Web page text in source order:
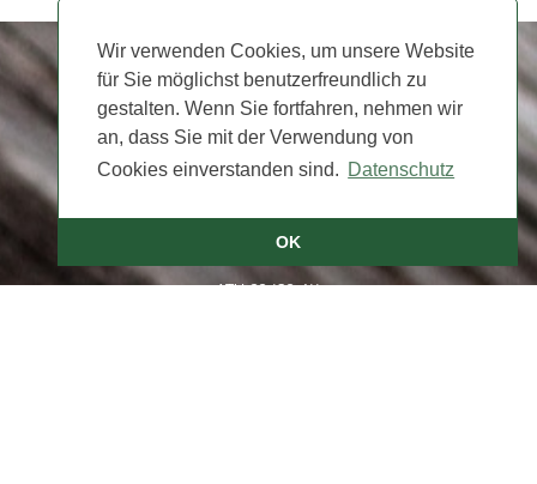
Wir verwenden Cookies, um unsere Website
für Sie möglichst benutzerfreundlich zu
gestalten. Wenn Sie fortfahren, nehmen wir
an, dass Sie mit der Verwendung von
Cookies einverstanden sind. Datenschutz
OK
info@gralhof.at
ATU 66 130 411